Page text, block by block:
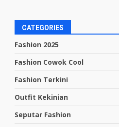
CATEGORIES
Fashion 2025
Fashion Cowok Cool
Fashion Terkini
Outfit Kekinian
Seputar Fashion